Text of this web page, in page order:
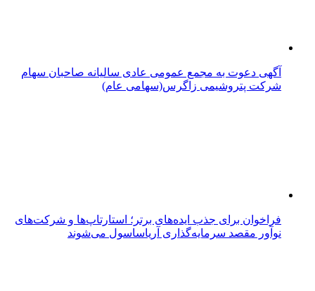
آگهی دعوت به مجمع عمومی عادی سالیانه صاحبان سهام
شرکت پتروشیمی زاگرس(سهامی عام)
فراخوان برای جذب ایده‌های برتر؛ استارتاپ‌ها و شرکت‌های
نوآور مقصد سرما‌یه‌گذاری آریاساسول می‌شوند